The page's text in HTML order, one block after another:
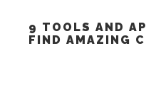
9 TOOLS AND
FIND AMAZING